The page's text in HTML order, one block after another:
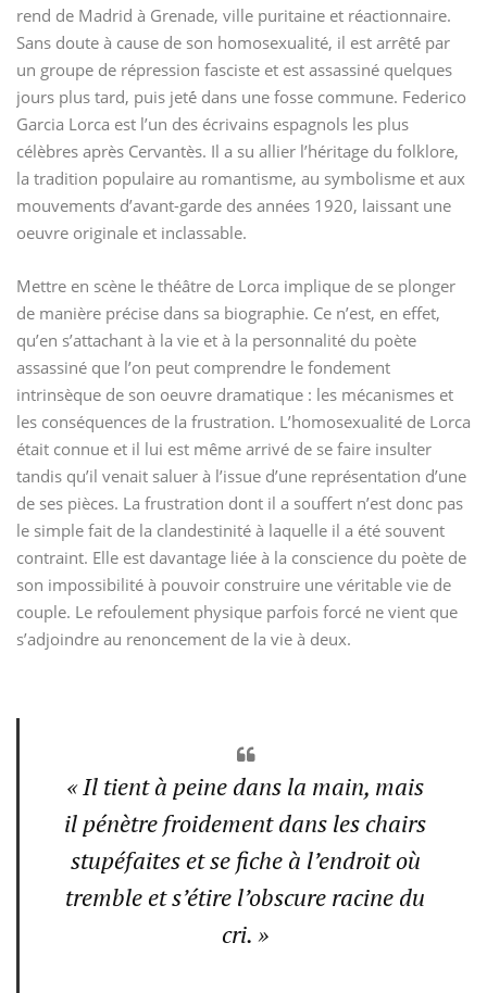
rend de Madrid à Grenade, ville puritaine et réactionnaire.
Sans doute à cause de son homosexualité, il est arrêté́ par
un groupe de répression fasciste et est assassiné quelques
jours plus tard, puis jeté́ dans une fosse commune. Federico
Garcia Lorca est l’un des écrivains espagnols les plus
célèbres après Cervantès. Il a su allier l’héritage du folklore,
la tradition populaire au romantisme, au symbolisme et aux
mouvements d’avant-garde des années 1920, laissant une
oeuvre originale et inclassable.
Mettre en scène le théâtre de Lorca implique de se plonger
de manière précise dans sa biographie. Ce n’est, en effet,
qu’en s’attachant à la vie et à la personnalité du poète
assassiné que l’on peut comprendre le fondement
intrinsèque de son oeuvre dramatique : les mécanismes et
les conséquences de la frustration. L’homosexualité de Lorca
était connue et il lui est même arrivé de se faire insulter
tandis qu’il venait saluer à l’issue d’une représentation d’une
de ses pièces. La frustration dont il a souffert n’est donc pas
le simple fait de la clandestinité à laquelle il a été souvent
contraint. Elle est davantage liée à la conscience du poète de
son impossibilité à pouvoir construire une véritable vie de
couple. Le refoulement physique parfois forcé ne vient que
s’adjoindre au renoncement de la vie à deux.
« Il tient à peine dans la main, mais
il pénètre froidement dans les chairs
stupéfaites et se fiche à l’endroit où
tremble et s’étire l’obscure racine du
cri. »